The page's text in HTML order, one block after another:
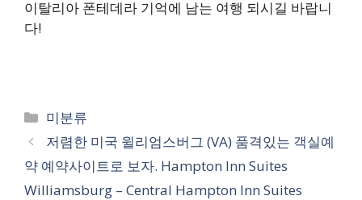
이탈리아 폰테데라 기억에 남는 여행 되시길 바랍니
다!
카
테
고
리
미분류
저렴한 미국 윌리엄스버그 (VA) 품격있는 객실예
약 예약사이트로 보자. Hampton Inn Suites
Williamsburg – Central Hampton Inn Suites